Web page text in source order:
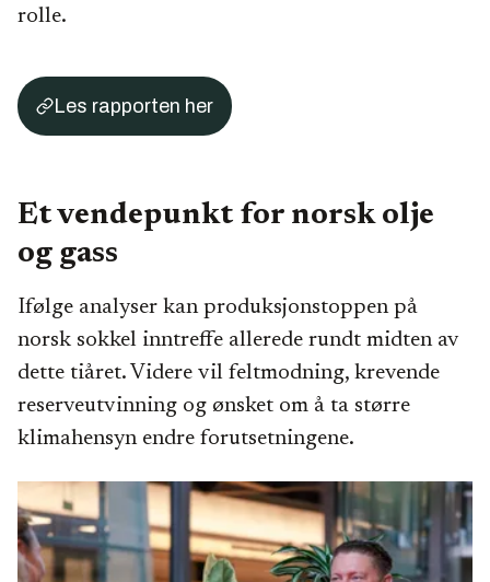
rolle.
Les rapporten her
Et vendepunkt for norsk olje
og gass
Ifølge analyser kan produksjonstoppen på
norsk sokkel inntreffe allerede rundt midten av
dette tiåret. Videre vil feltmodning, krevende
reserveutvinning og ønsket om å ta større
klimahensyn endre forutsetningene.